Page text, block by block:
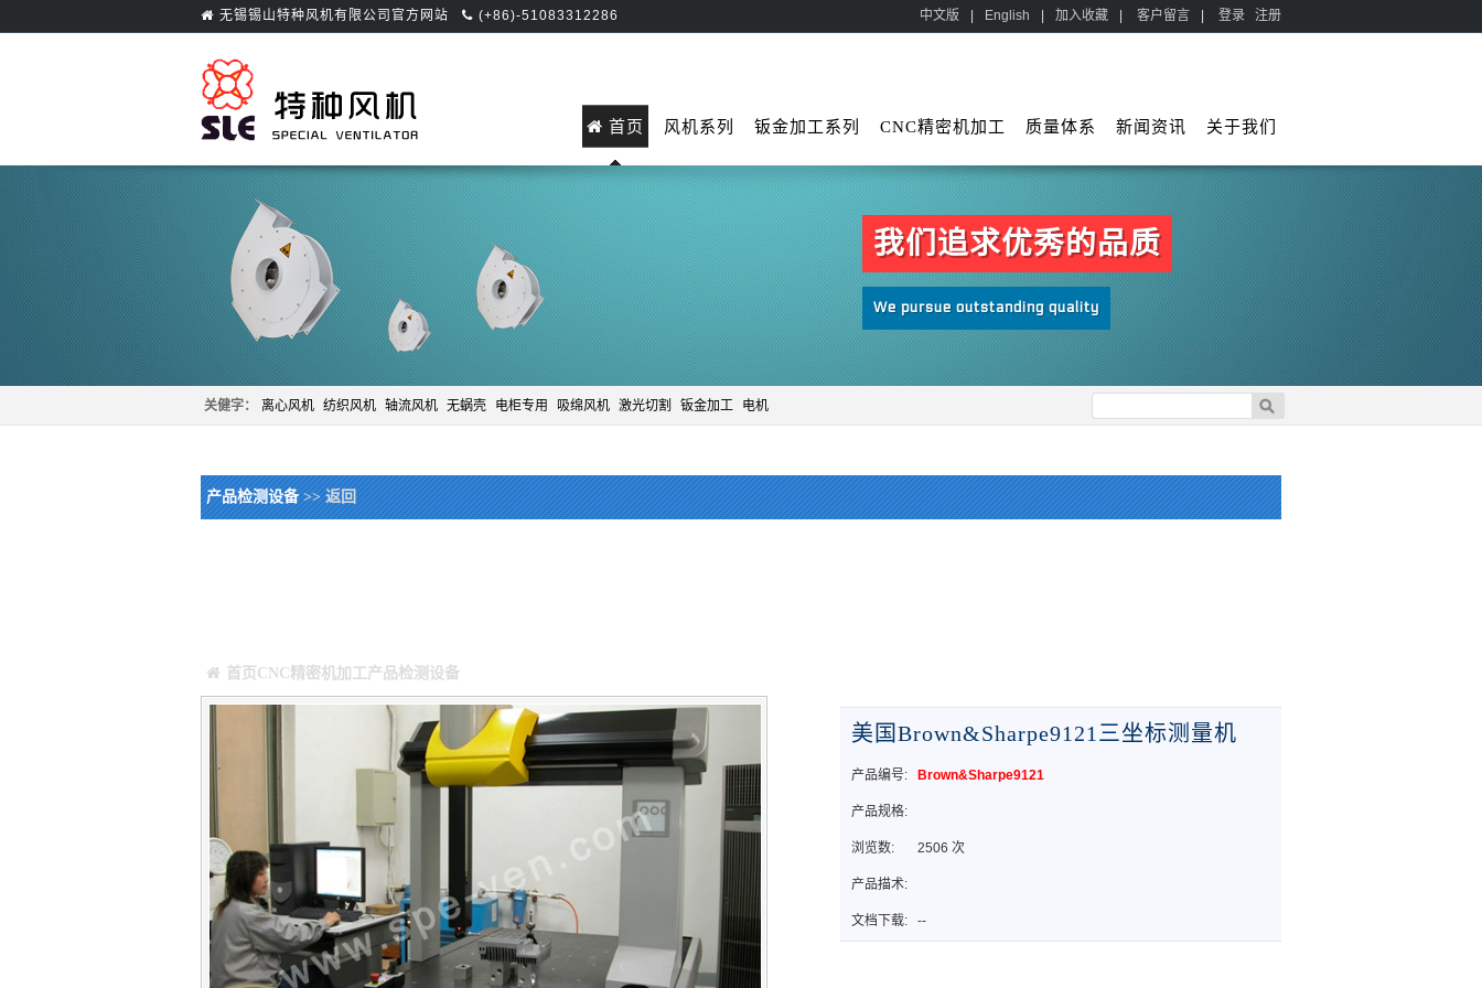
无锡锡山特种风机有限公司官方网站 (+86)-51083312286 中文版 English 加入收藏 客户留言 登录 注册
首页 风机系列 钣金加工系列 CNC精密机加工 质量体系 新闻资讯 关于我们
关健字： 离心风机 纺织风机 轴流风机 无蜗壳 电柜专用 吸绵风机 激光切割 钣金加工 电机
产品检测设备 >> 返回
首页 CNC精密机加工产品检测设备
美国Brown&Sharpe9121三坐标测量机
产品编号: Brown&Sharpe9121
产品规格:
浏览数: 2506 次
产品描术:
文档下载: --